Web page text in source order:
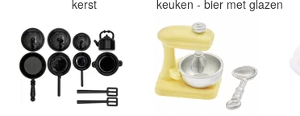
kerst keuken - bier met glazen